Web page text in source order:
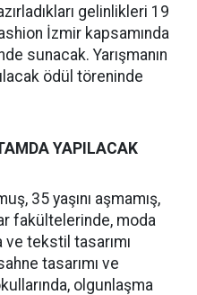
gelinlikleri 19
İzmir kapsamında
sunacak. Yarışmanın
ödül töreninde
YAPILACAK
35 yaşını aşmamış,
fakültelerinde, moda
tekstil tasarımı
tasarımı ve
olgunlaşma